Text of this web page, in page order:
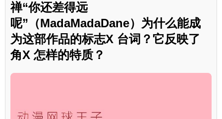
禅“你还差得远
呢”（MadaMadaDane）为什么能成
为这部作品的标志X 台词？它反映了
角X 怎样的特质？